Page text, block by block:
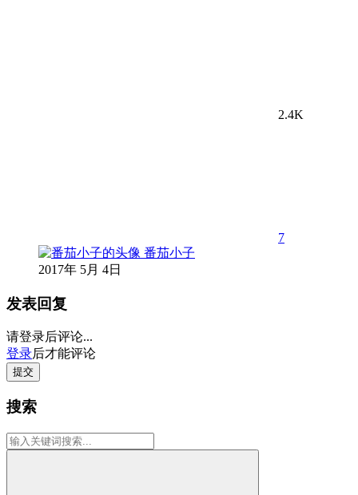
2.4K
7
番茄小子
2017年 5月 4日
发表回复
请登录后评论...
登录后才能评论
提交
搜索